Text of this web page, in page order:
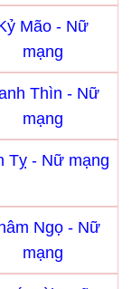
Mão - Nữ
mạng
Thìn - Nữ
mạng
Tỵ - Nữ mạng
Ngọ - Nữ
mạng